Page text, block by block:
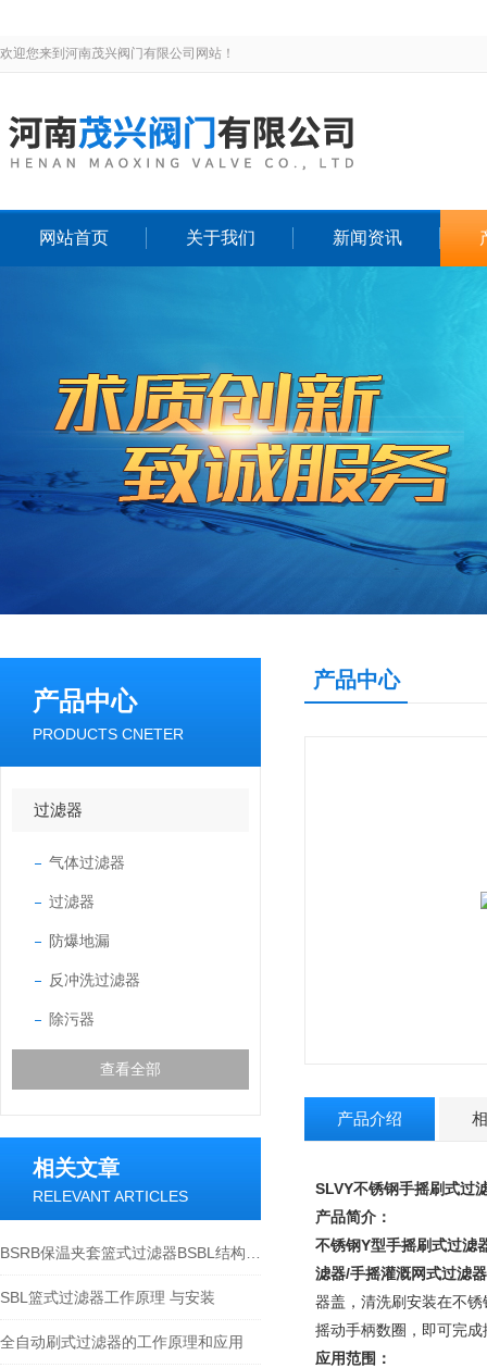
欢迎您来到河南茂兴阀门有限公司网站！
网站首页 关于我们 新闻资讯
产品中心
PRODUCTS CNETER
过滤器
气体过滤器
过滤器
防爆地漏
反冲洗过滤器
除污器
查看全部
相关文章
RELEVANT ARTICLES
SBL篮式过滤器工作原理 与安装
全自动刷式过滤器的工作原理和应用
产品中心
产品介绍
SLVY不锈钢手摇刷式过
产品简介：
不锈钢Y型手摇刷式过滤
滤器/手摇灌溉网式过滤器
器盖，清洗刷安装在不
摇动手柄数圈，即可完
应用范围：